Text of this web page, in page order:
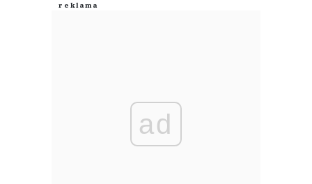
ad